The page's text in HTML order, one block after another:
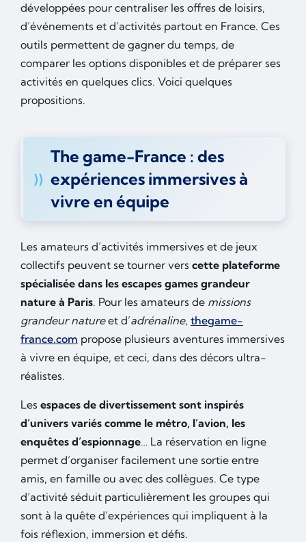
développées pour centraliser les offres de loisirs,
d’événements et d’activités partout en France. Ces
outils permettent de gagner du temps, de
comparer les options disponibles et de préparer ses
activités en quelques clics. Voici quelques
propositions.
The game-France : des
expériences immersives à
vivre en équipe
Les amateurs d’activités immersives et de jeux
collectifs peuvent se tourner vers cette plateforme
spécialisée dans les escapes games grandeur
nature à Paris. Pour les amateurs de missions
grandeur natureet d’adrénaline, thegame-
france.com propose plusieurs aventures immersives
à vivre en équipe, et ceci, dans des décors ultra-
réalistes.
Les espaces de divertissement sont inspirés
d’univers variés comme le métro, l’avion, les
enquêtes d’espionnage… La réservation en ligne
permet d’organiser facilement une sortie entre
amis, en famille ou avec des collègues. Ce type
d’activité séduit particulièrement les groupes qui
sont à la quête d’expériences qui impliquent à la
fois réflexion, immersion et défis.